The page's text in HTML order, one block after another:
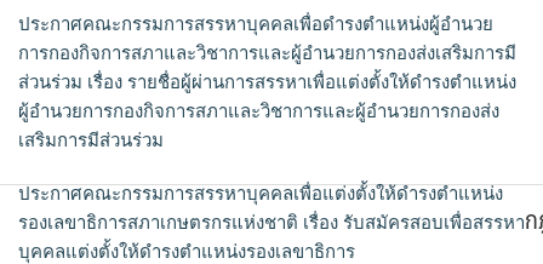
ประกาศคณะกรรมการสรรหาบุคคลเพื่อดำรงตำแหน่งผู้อำนวย
การกองกิจการสภาและวิชาการและผู้อำนวยการกองส่งเสริมการมี
ส่วนร่วม เรื่อง รายชื่อผู้ผ่านการสรรหาเพื่อแต่งตั้งให้ดำรงตำแหน่ง
ผู้อำนวยการกองกิจการสภาและวิชาการและผู้อำนวยการกองส่ง
เสริมการมีส่วนร่วม
ประกาศคณะกรรมการสรรหาบุคคลเพื่อแต่งตั้งให้ดำรงตำแหน่ง
รองเลขาธิการสภาเกษตรกรแห่งชาติ เรื่อง รับสมัครสอบเพื่อสรรหา
บุคคลแต่งตั้งให้ดำรงตำแหน่งรองเลขาธิการ